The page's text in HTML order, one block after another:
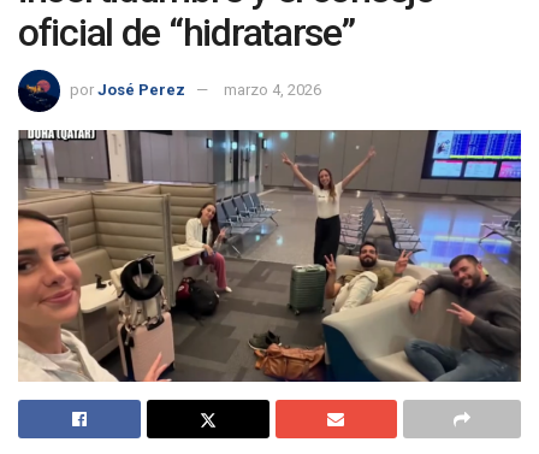
oficial de “hidratarse”
por José Perez marzo 4, 2026